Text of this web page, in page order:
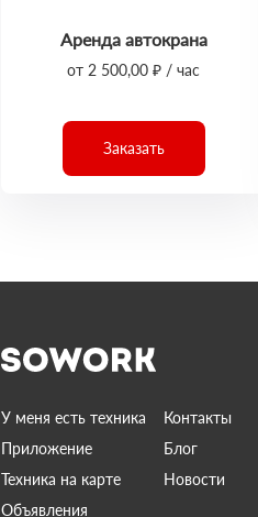
Аренда автокрана
от 2 500,00 ₽ / час
Заказать
У меня есть техника
Контакты
Приложение
Блог
Техника на карте
Новости
Объявления